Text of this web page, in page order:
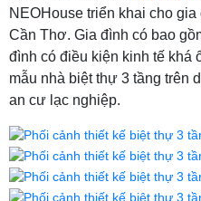
NEOHouse triển khai cho
Cần Thơ. Gia đình có bao
đình có điều kiện kinh tế khá
mẫu nhà biệt thự 3 tầng trên
an cư lạc nghiệp.